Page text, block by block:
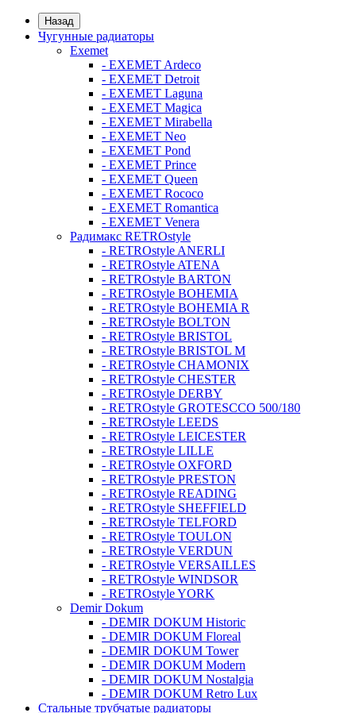
Назад
Чугунные радиаторы
Exemet
- EXEMET Ardeco
- EXEMET Detroit
- EXEMET Laguna
- EXEMET Magica
- EXEMET Mirabella
- EXEMET Neo
- EXEMET Pond
- EXEMET Prince
- EXEMET Queen
- EXEMET Rococo
- EXEMET Romantica
- EXEMET Venera
Радимакс RETROstyle
- RETROstyle ANERLI
- RETROstyle ATENA
- RETROstyle BARTON
- RETROstyle BOHEMIA
- RETROstyle BOHEMIA R
- RETROstyle BOLTON
- RETROstyle BRISTOL
- RETROstyle BRISTOL M
- RETROstyle CHAMONIX
- RETROstyle CHESTER
- RETROstyle DERBY
- RETROstyle GROTESCCO 500/180
- RETROstyle LEEDS
- RETROstyle LEICESTER
- RETROstyle LILLE
- RETROstyle OXFORD
- RETROstyle PRESTON
- RETROstyle READING
- RETROstyle SHEFFIELD
- RETROstyle TELFORD
- RETROstyle TOULON
- RETROstyle VERDUN
- RETROstyle VERSAILLES
- RETROstyle WINDSOR
- RETROstyle YORK
Demir Dokum
- DEMIR DOKUM Historic
- DEMIR DOKUM Floreal
- DEMIR DOKUM Tower
- DEMIR DOKUM Modern
- DEMIR DOKUM Nostalgia
- DEMIR DOKUM Retro Lux
Стальные трубчатые радиаторы